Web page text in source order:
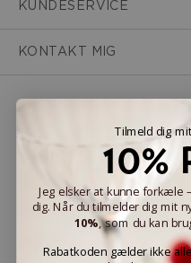
KUNDESERVICE
KONTAKT MIG
Tilmeld dig
10%
Jeg elsker at kunne forkæle
dig. Når du tilmelder dig mit
10%, som du kan
Rabatkoden gælder ikke